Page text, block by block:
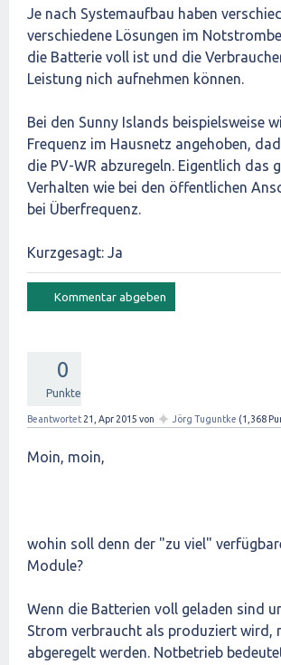
Je nach Systemaufbau haben
verschiedene Lösungen im
die Batterie voll ist und die
Leistung nich aufnehmen können.
Bei den Sunny Islands beispielsweise
Frequenz im Hausnetz angehoben,
die PV-WR abzuregeln. Eigentlich das
Verhalten wie bei den öffentlichen
bei Überfrequenz.
Kurzgesagt: Ja
0
Punkte
Beantwortet 21, Apr 2015 von ✦ Jörg Tuguntke (1,368
Moin, moin,
wohin soll denn der "zu viel"
Module?
Wenn die Batterien voll geladen sind
Strom verbraucht als produziert wird,
abgeregelt werden. Notbetrieb